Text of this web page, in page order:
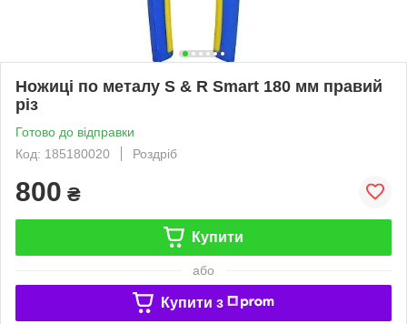
Ножиці по металу S & R Smart 180 мм правий
різ
Готово до відправки
Код: 185180020
Роздріб
800 ₴
Купити
або
Купити з